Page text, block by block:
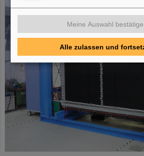
Meine Auswahl
Alle zulassen und